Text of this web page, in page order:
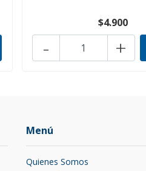
$4.900
+
-
Menú
Quienes Somos